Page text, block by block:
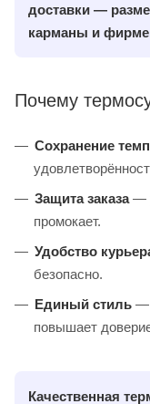
доставки —
карманы и
Почему
Сохранение
Защита заказа—
промокает.
Удобство
безопасно.
Единый стиль —
повышает
Качественная